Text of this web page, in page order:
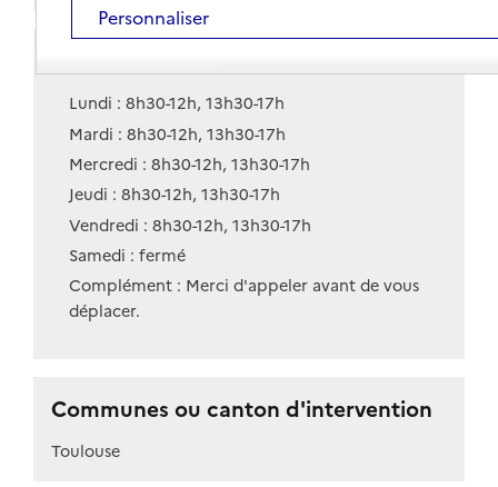
Lundi : 8h30-12h, 13h30-17h
Mardi : 8h30-12h, 13h30-17h
Mercredi : 8h30-12h, 13h30-17h
Jeudi : 8h30-12h, 13h30-17h
Vendredi : 8h30-12h, 13h30-17h
Samedi : fermé
Complément : Merci d'appeler avant de vous
déplacer.
Communes ou canton d'intervention
Toulouse
Personnaliser